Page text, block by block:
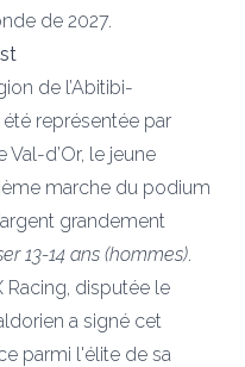
de 2027.
de l’Abitibi-
représentée par
d’Or, le jeune
marche du podium
grandement
13-14 ans (hommes).
Racing, disputée le
a signé cet
parmi l'élite de sa